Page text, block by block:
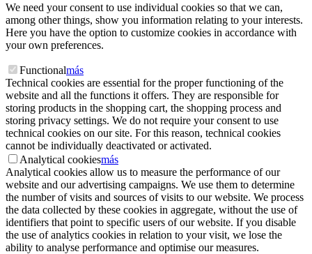
We need your consent to use individual cookies so that we can,
among other things, show you information relating to your interests.
Here you have the option to customize cookies in accordance with
your own preferences.
Functionalmás
Technical cookies are essential for the proper functioning of the
website and all the functions it offers. They are responsible for
storing products in the shopping cart, the shopping process and
storing privacy settings. We do not require your consent to use
technical cookies on our site. For this reason, technical cookies
cannot be individually deactivated or activated.
Analytical cookiesmás
Analytical cookies allow us to measure the performance of our
website and our advertising campaigns. We use them to determine
the number of visits and sources of visits to our website. We process
the data collected by these cookies in aggregate, without the use of
identifiers that point to specific users of our website. If you disable
the use of analytics cookies in relation to your visit, we lose the
ability to analyse performance and optimise our measures.